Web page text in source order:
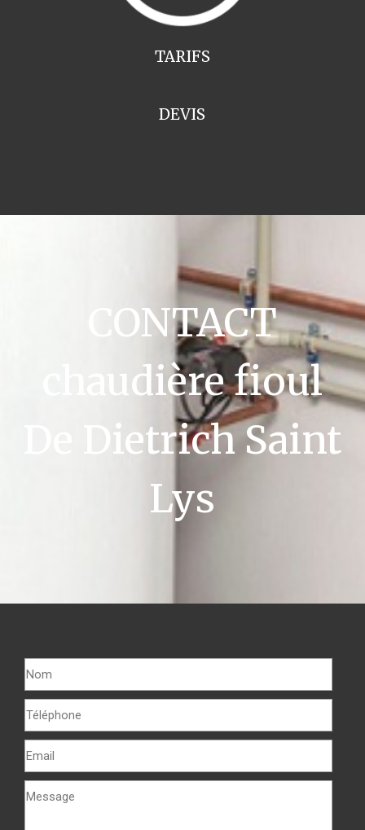
TARIFS
DEVIS
CONTACT
chaudière fioul
De Dietrich Saint
Lys